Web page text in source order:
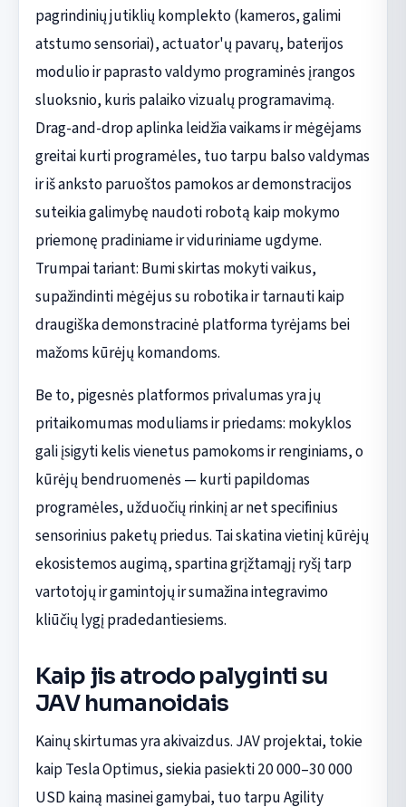
pagrindinių jutiklių komplekto (kameros, galimi
atstumo sensoriai), actuator'ų pavarų, baterijos
modulio ir paprasto valdymo programinės įrangos
sluoksnio, kuris palaiko vizualų programavimą.
Drag-and-drop aplinka leidžia vaikams ir mėgėjams
greitai kurti programėles, tuo tarpu balso valdymas
ir iš anksto paruoštos pamokos ar demonstracijos
suteikia galimybę naudoti robotą kaip mokymo
priemonę pradiniame ir viduriniame ugdyme.
Trumpai tariant: Bumi skirtas mokyti vaikus,
supažindinti mėgėjus su robotika ir tarnauti kaip
draugiška demonstracinė platforma tyrėjams bei
mažoms kūrėjų komandoms.
Be to, pigesnės platformos privalumas yra jų
pritaikomumas moduliams ir priedams: mokyklos
gali įsigyti kelis vienetus pamokoms ir renginiams, o
kūrėjų bendruomenės — kurti papildomas
programėles, užduočių rinkinį ar net specifinius
sensorinius paketų priedus. Tai skatina vietinį kūrėjų
ekosistemos augimą, spartina grįžtamąjį ryšį tarp
vartotojų ir gamintojų ir sumažina integravimo
kliūčių lygį pradedantiesiems.
Kaip jis atrodo palyginti su
JAV humanoidais
Kainų skirtumas yra akivaizdus. JAV projektai, tokie
kaip Tesla Optimus, siekia pasiekti 20 000–30 000
USD kainą masinei gamybai, tuo tarpu Agility